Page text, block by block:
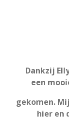
Dankzij
een
gekomen.
hier en